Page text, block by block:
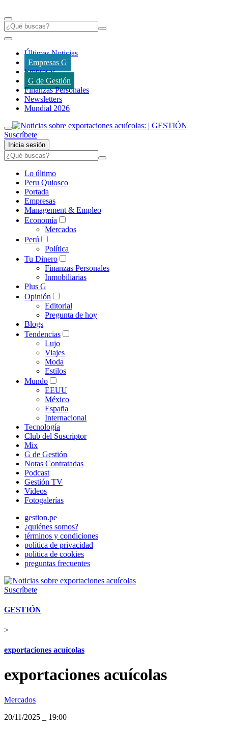
Últimas Noticias
Empresas G
Empresas
G de Gestión
Finanzas Personales
Newsletters
Mundial 2026
Suscríbete
Inicia sesión
Lo último
Peru Quiosco
Portada
Empresas
Management & Empleo
Economía
Mercados
Perú
Política
Tu Dinero
Finanzas Personales
Inmobiliarias
Plus G
Opinión
Editorial
Pregunta de hoy
Blogs
Tendencias
Lujo
Viajes
Moda
Estilos
Mundo
EEUU
México
España
Internacional
Tecnología
Club del Suscriptor
Mix
G de Gestión
Notas Contratadas
Podcast
Gestión TV
Videos
Fotogalerías
gestion.pe
¿quiénes somos?
términos y condiciones
política de privacidad
politica de cookies
preguntas frecuentes
Suscríbete
GESTIÓN
>
exportaciones acuícolas
exportaciones acuícolas
Mercados
20/11/2025
19:00